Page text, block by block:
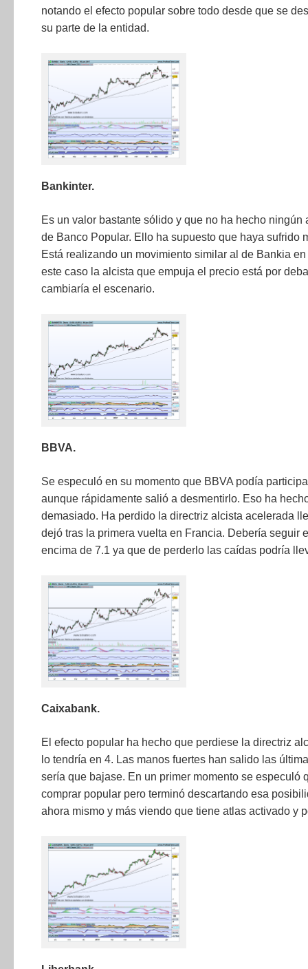
notando el efecto popular sobre todo desde que se
su parte de la entidad.
Bankinter.
Es un valor bastante sólido y que no ha hecho
de Banco Popular. Ello ha supuesto que haya sufrido
Está realizando un movimiento similar al de Bankia
este caso la alcista que empuja el precio está por
cambiaría el escenario.
BBVA.
Se especuló en su momento que BBVA podía
aunque rápidamente salió a desmentirlo. Eso ha
demasiado. Ha perdido la directriz alcista acelerada
dejó tras la primera vuelta en Francia. Debería seguir
encima de 7.1 ya que de perderlo las caídas podría
Caixabank.
El efecto popular ha hecho que perdiese la directriz
lo tendría en 4. Las manos fuertes han salido las
sería que bajase. En un primer momento se especuló
comprar popular pero terminó descartando esa
ahora mismo y más viendo que tiene atlas activado y